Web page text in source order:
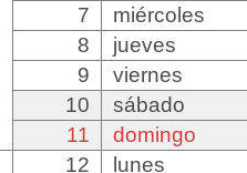
7
miércoles
8
jueves
9
viernes
10
sábado
11
domingo
12
lunes